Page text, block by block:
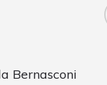
Bernasconi